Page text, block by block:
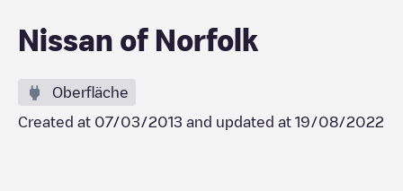
Nissan of Norfolk
Oberfläche
Created at 07/03/2013 and updated at 19/08/2022